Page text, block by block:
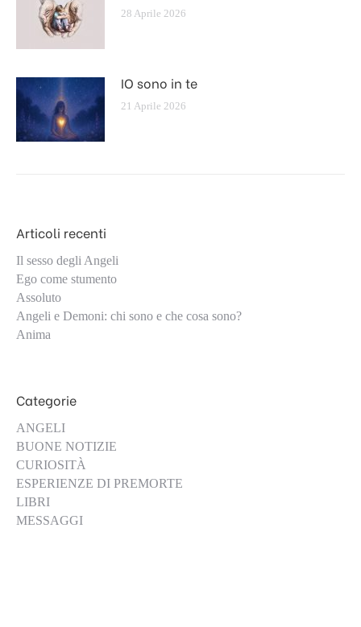
28 Aprile 2026
IO sono in te
21 Aprile 2026
Articoli recenti
Il sesso degli Angeli
Ego come stumento
Assoluto
Angeli e Demoni: chi sono e che cosa sono?
Anima
Categorie
ANGELI
BUONE NOTIZIE
CURIOSITÀ
ESPERIENZE DI PREMORTE
LIBRI
MESSAGGI